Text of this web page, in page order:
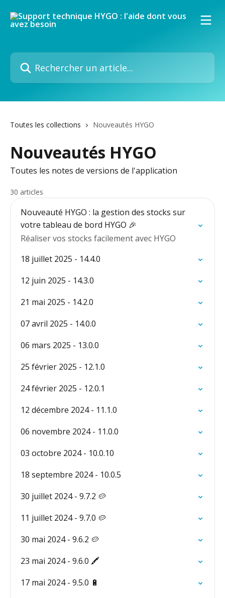
Rechercher un article...
Toutes les collections Nouveautés HYGO
Nouveautés HYGO
Toutes les notes de versions de l'application
30 articles
Nouveauté HYGO : la gestion des stocks sur
votre tableau de bord HYGO 🎉
Réaliser vos stocks facilement avec HYGO
18 juillet 2025 - 14.4.0
12 juin 2025 - 14.3.0
21 mai 2025 - 14.2.0
07 avril 2025 - 14.0.0
06 mars 2025 - 13.0.0
25 février 2025 - 12.1.0
24 février 2025 - 12.0.1
12 décembre 2024 - 11.1.0
06 novembre 2024 - 11.0.0
03 octobre 2024 - 10.0.10
18 septembre 2024 - 10.0.5
30 juillet 2024 - 9.7.2 🥔
11 juillet 2024 - 9.7.0 🥔
30 mai 2024 - 9.6.2 🥔
23 mai 2024 - 9.6.0 🖍️
17 mai 2024 - 9.5.0 🔋